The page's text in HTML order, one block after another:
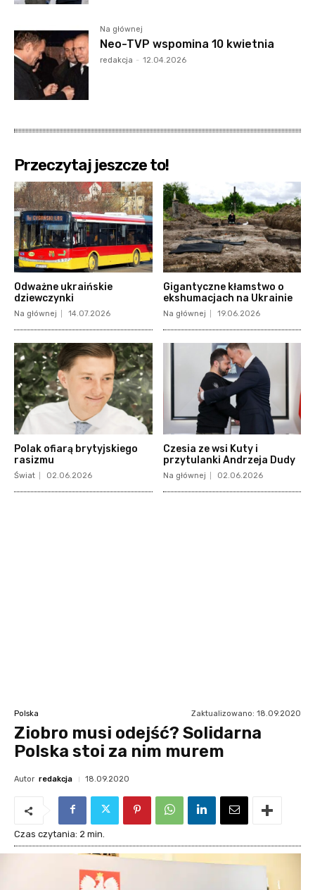
Na głównej
Neo-TVP wspomina 10 kwietnia
redakcja - 12.04.2026
Przeczytaj jeszcze to!
Odważne ukraińskie
dziewczynki
Na głównej 14.07.2026
Gigantyczne kłamstwo o
ekshumacjach na Ukrainie
Na głównej 19.06.2026
Polak ofiarą brytyjskiego
rasizmu
Świat 02.06.2026
Czesia ze wsi Kuty i
przytulanki Andrzeja Dudy
Na głównej 02.06.2026